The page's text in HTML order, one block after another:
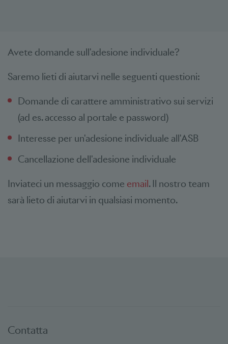
Avete domande sull'adesione individuale?
Saremo lieti di aiutarvi nelle seguenti questioni:
Domande di carattere amministrativo sui servizi
(ad es. accesso al portale e password)
Interesse per un'adesione individuale all'ASB
Cancellazione dell'adesione individuale
Inviateci un messaggio come email. Il nostro team
sarà lieto di aiutarvi in qualsiasi momento.
Contatta